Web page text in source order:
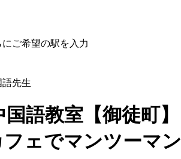
ご希望の駅を入力
語先生
語教室【御徒町】
ェでマンツーマン